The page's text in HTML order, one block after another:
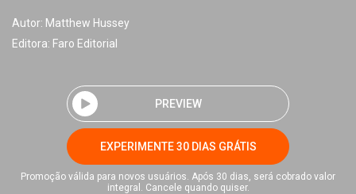
Autor: Matthew Hussey
Editora: Faro Editorial
PREVIEW
EXPERIMENTE 30 DIAS GRÁTIS
Promoção válida para novos usuários. Após 30 dias, será cobrado valor
integral. Cancele quando quiser.